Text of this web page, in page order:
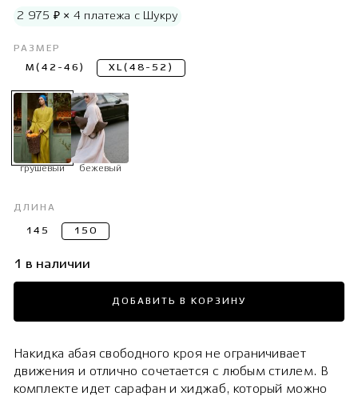
2 975 ₽ × 4 платежа с Шукру
РАЗМЕР
M(42-46) XL(48-52)
грушевый бежевый
ДЛИНА
145 150
1 в наличии
ДОБАВИТЬ В КОРЗИНУ
Накидка абая свободного кроя не ограничивает
движения и отлично сочетается с любым стилем. В
комплекте идет сарафан и хиджаб, который можно